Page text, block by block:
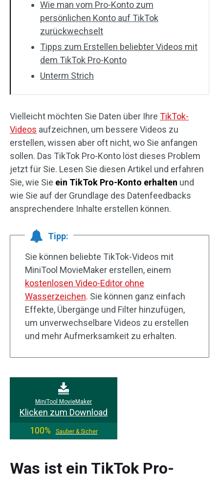
Wie man vom Pro-Konto zum
persönlichen Konto auf TikTok
zurückwechselt
Tipps zum Erstellen beliebter Videos mit
dem TikTok Pro-Konto
Unterm Strich
Vielleicht möchten Sie Daten über Ihre TikTok-
Videos aufzeichnen, um bessere Videos zu
erstellen, wissen aber oft nicht, wo Sie anfangen
sollen. Das TikTok Pro-Konto löst dieses Problem
jetzt für Sie. Lesen Sie diesen Artikel und erfahren
Sie, wie Sie ein TikTok Pro-Konto erhalten und
wie Sie auf der Grundlage des Datenfeedbacks
ansprechendere Inhalte erstellen können.
Tipp:
Sie können beliebte TikTok-Videos mit
MiniTool MovieMaker erstellen, einem
kostenlosen Video-Editor ohne
Wasserzeichen. Sie können ganz einfach
Effekte, Übergänge und Filter hinzufügen,
um unverwechselbare Videos zu erstellen
und mehr Aufmerksamkeit zu erhalten.
MiniTool MovieMaker
Klicken zum Download
100%
Sauber & Sicher
Was ist ein TikTok Pro-